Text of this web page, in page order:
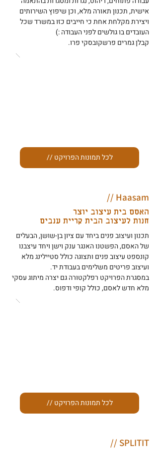
אישית, תכנון תאורה מלא, וכן שיפוץ השירותים
ויצירת מקלחת אחת כי חייבים כזו במשרד שכל
העובדים בו גולשים לפני העבודה :)
קבלן גמרים פרשקובסקי פרו.
// לכל תמונות הפרויקט
Haasam //
האסם בית עיצוב יוצר
חנות לעיצוב הבית קריית ענבים
תכנון ועיצוב פנים ביחד עם ציון בן-שושן, הבעלים
של האסם, הפשטנו האנגר ענק וישן ויחד עיצבנו
קונספט עיצוב פנים ותצוגה כולל סטיילינג מלא
ועיצוב פריטים משלימים בעבודת יד.
במסגרת הפרויקט רפלקטורה גם יצרה מיתוג עסקי
מלא חדש לאסם, כולל קופי ודפוס.
// לכל תמונות הפרויקט
SPLITIT //